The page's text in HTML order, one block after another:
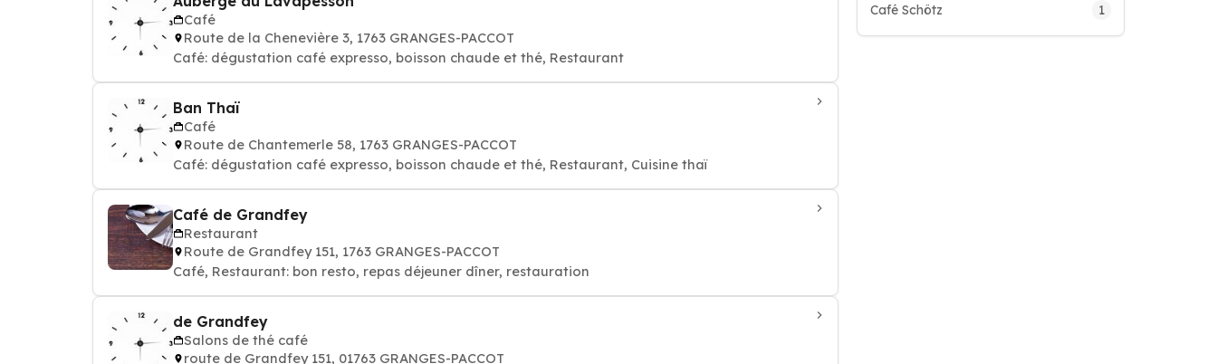
Café
Route de la Chenevière 3, 1763 GRANGES-PACCOT
Café: dégustation café expresso, boisson chaude et thé, Restaurant
Ban Thaï
Café
Route de Chantemerle 58, 1763 GRANGES-PACCOT
Café: dégustation café expresso, boisson chaude et thé, Restaurant, Cuisine thaï
Café de Grandfey
Restaurant
Route de Grandfey 151, 1763 GRANGES-PACCOT
Café, Restaurant: bon resto, repas déjeuner dîner, restauration
de Grandfey
Salons de thé café
route de Grandfey 151, 01763 GRANGES-PACCOT
Café Schötz 1